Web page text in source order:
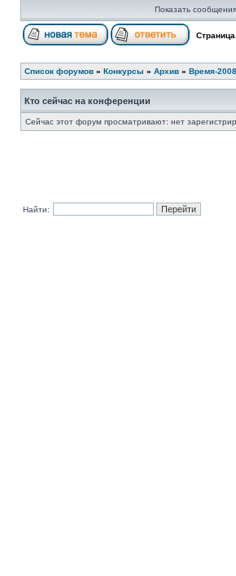
Показать
Страница
Список форумов » Конкурсы » Архив » Время-2008
Кто сейчас на конференции
Сейчас этот форум просматривают: нет
Найти: